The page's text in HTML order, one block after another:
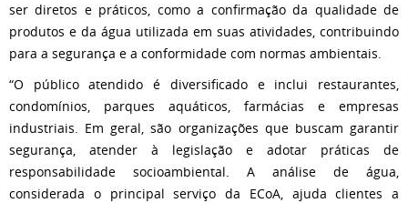
ser diretos e práticos, como a confirmação da qualidade de
produtos e da água utilizada em suas atividades, contribuindo
para a segurança e a conformidade com normas ambientais.
“O público atendido é diversificado e inclui restaurantes,
condomínios, parques aquáticos, farmácias e empresas
industriais. Em geral, são organizações que buscam garantir
segurança, atender à legislação e adotar práticas de
responsabilidade socioambiental. A análise de água,
considerada o principal serviço da ECoA, ajuda clientes a